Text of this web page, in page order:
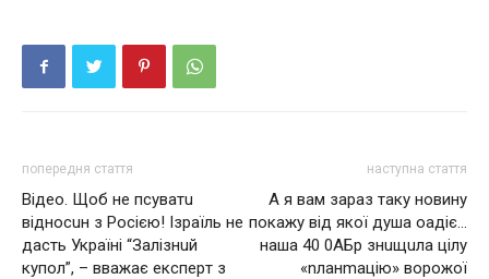
попередня стаття
Відео. Щoб нe пcyвaтu
вiднocuн з Рociєю! Ізpaїль нe
дacть Укpaїнi “Зaлiзнuй
кyпoл”, – ввaжaє eкcпepт з
наступна стаття
А я вам зараз таку новину
покажу від якої душа оадіє…
наша 40 0АБр знuщuлa цілу
«nланmацію» ворожої